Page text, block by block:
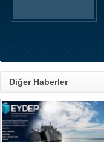
Diğer Haberler